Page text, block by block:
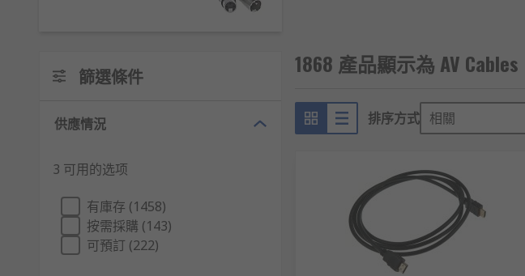
S端子AV線
S端子AV線（又稱VGA轉AV線）是較新穎的AV線型號，它可以將視頻信號分為兩個
AV線的品牌推薦
RS 歐時提供一系列不同規格和型號的AV線及相關配件，多款精選品牌包括Belkin、
錢有任何疑問，或需要尋求技術協助，歡迎隨時與我們聯絡。
即日訂購，最快次日發貨，網上落單滿額即享免運費！
篩選條件
供應情況
3 可用的选项
有庫存 (1458)
按需採購 (143)
可預訂 (222)
1868 產品顯示為 AV Cables
排序方式 相關